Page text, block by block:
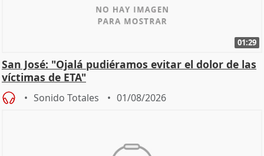
01:29
San José: "Ojalá pudiéramos evitar el dolor de las
víctimas de ETA"
Sonido Totales 01/08/2026